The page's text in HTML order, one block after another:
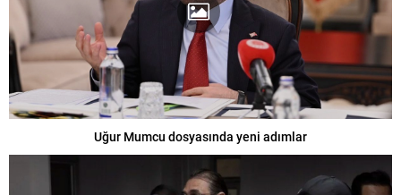
Uğur Mumcu dosyasında yeni adımlar